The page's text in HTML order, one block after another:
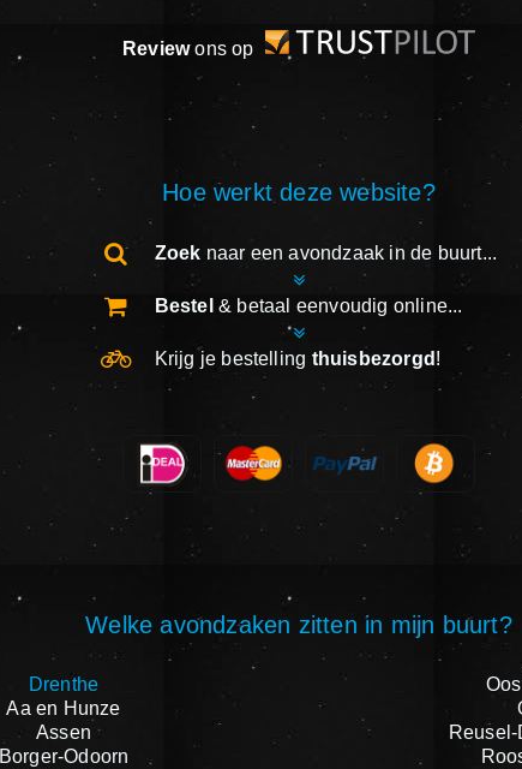
Reviewons op
Hoe werkt deze website?
Zoek naar een avondzaak in de buurt...
Bestel & betaal eenvoudig online...
Krijg je bestelling thuisbezorgd !
Welke avondzaken zitten in mijn buurt?
Drenthe
Aa en Hunze
Assen
Borger-Odoorn